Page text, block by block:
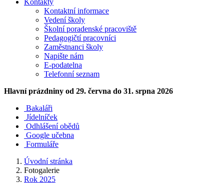
Kontakty
Kontaktní informace
Vedení školy
Školní poradenské pracoviště
Pedagogičtí pracovníci
Zaměstnanci školy
Napište nám
E-podatelna
Telefonní seznam
Hlavní prázdniny od 29. června do 31. srpna 2026
Bakaláři
Jídelníček
Odhlášení obědů
Google učebna
Formuláře
Úvodní stránka
Fotogalerie
Rok 2025